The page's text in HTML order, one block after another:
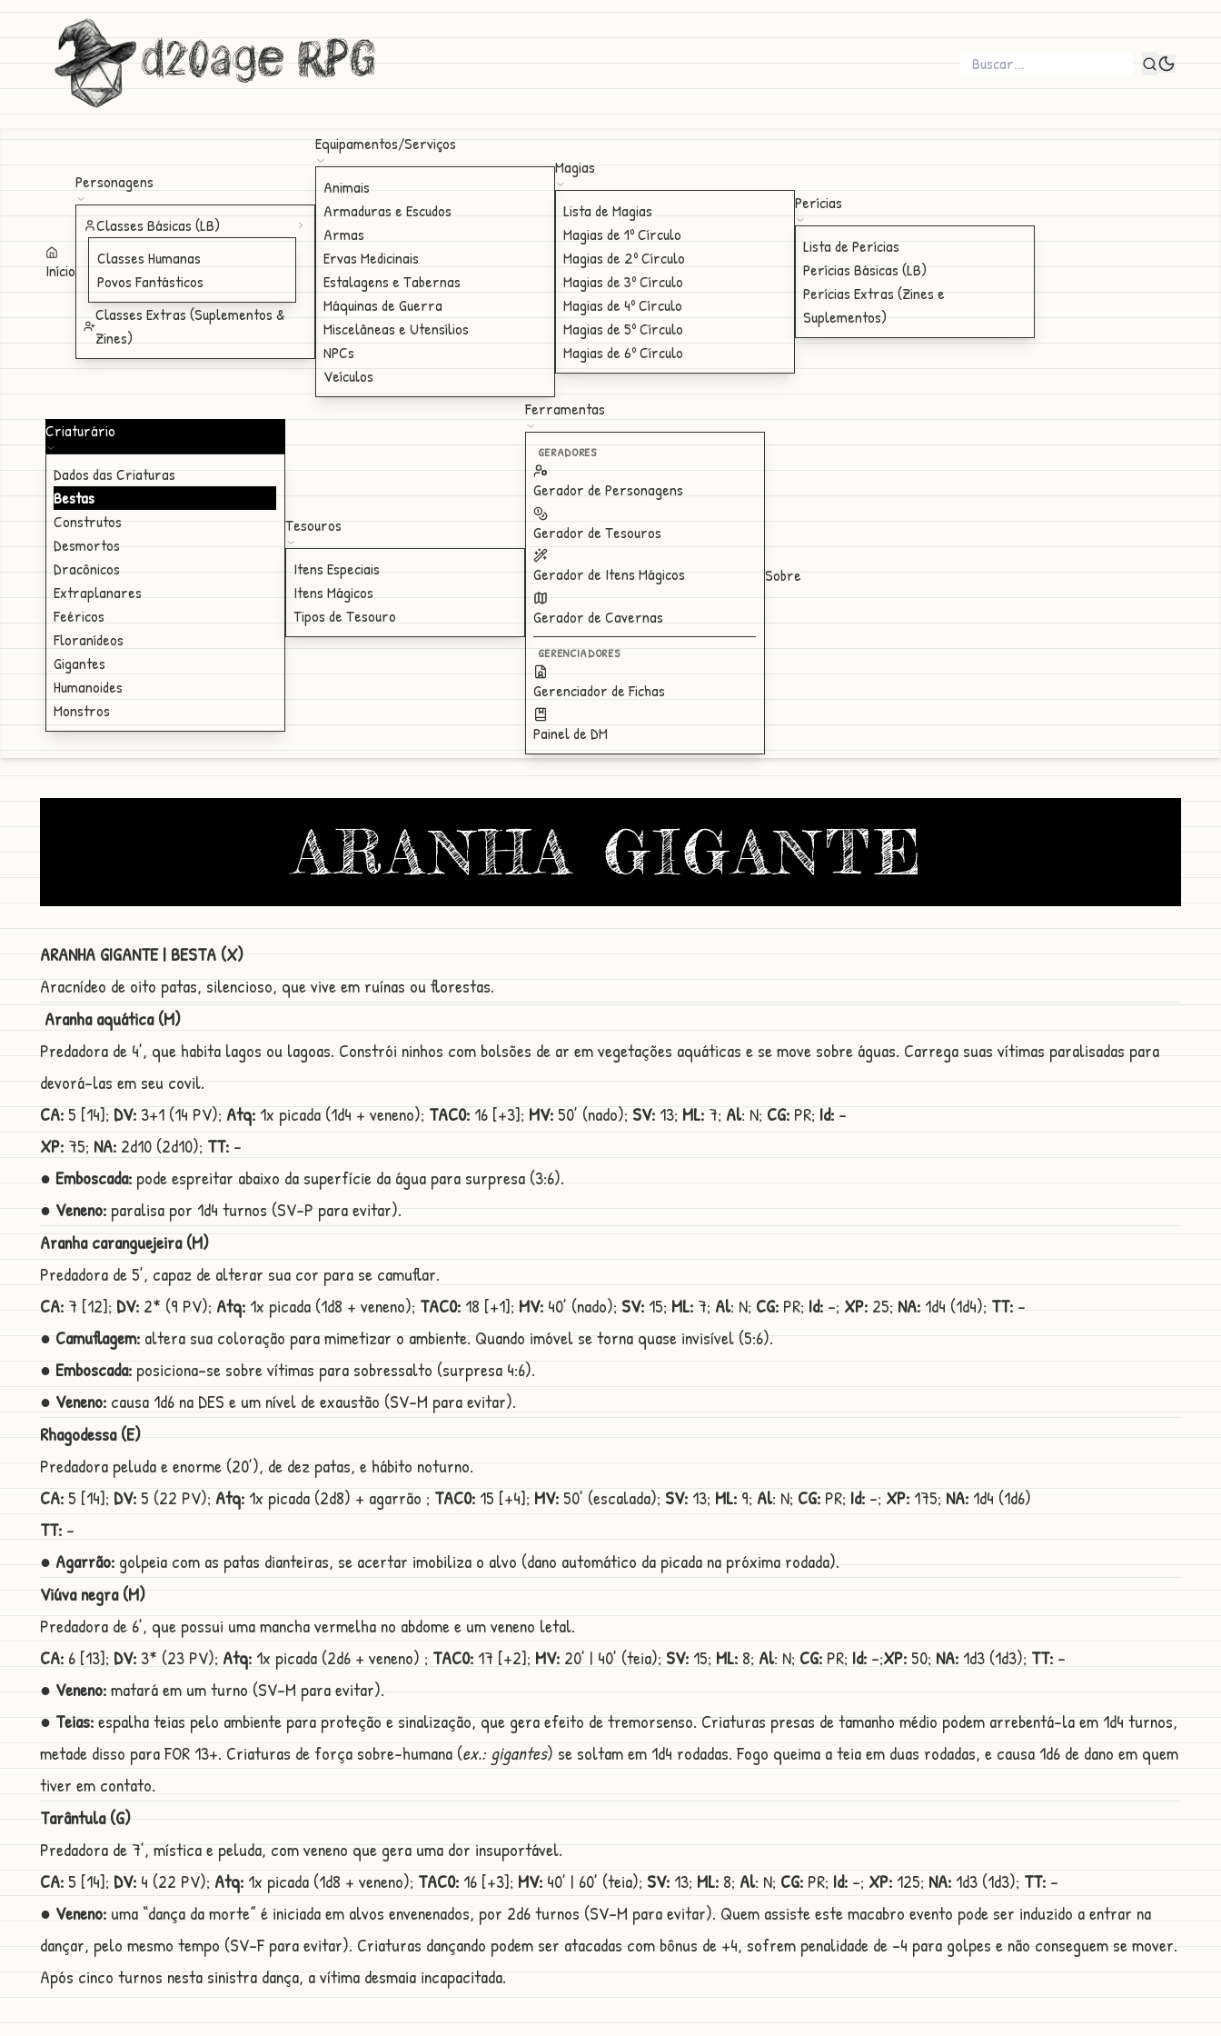
d20age RPG
Início
Personagens
Classes Básicas (LB)
Classes Humanas
Povos Fantásticos
Classes Extras (Suplementos &
Zines)
Equipamentos/Serviços
Animais
Armaduras e Escudos
Armas
Ervas Medicinais
Estalagens e Tabernas
Máquinas de Guerra
Miscelâneas e Utensílios
NPCs
Veículos
Magias
Lista de Magias
Magias de 1º Círculo
Magias de 2º Círculo
Magias de 3º Círculo
Magias de 4º Círculo
Magias de 5º Círculo
Magias de 6º Círculo
Perícias
Lista de Perícias
Perícias Básicas (LB)
Perícias Extras (Zines e
Suplementos)
Criaturário
Dados das Criaturas
Bestas
Construtos
Desmortos
Dracônicos
Extraplanares
Feéricos
Floranídeos
Gigantes
Humanoides
Monstros
Tesouros
Itens Especiais
Itens Mágicos
Tipos de Tesouro
Ferramentas
GERADORES
Gerador de Personagens
Gerador de Tesouros
Gerador de Itens Mágicos
Gerador de Cavernas
GERENCIADORES
Gerenciador de Fichas
Painel de DM
Sobre
ARANHA GIGANTE
ARANHA GIGANTE | BESTA (X)
Aracnídeo de oito patas, silencioso, que vive em ruínas ou florestas.
Aranha aquática (M)
Predadora de 4’, que habita lagos ou lagoas. Constrói ninhos com bolsões de ar em vegetações aquáticas e se move sobre águas. Carrega suas vítimas paralisadas para
devorá-las em seu covil.
CA: 5 [14]; DV: 3+1 (14 PV); Atq: 1x picada (1d4 + veneno); TAC0: 16 [+3]; MV: 50’ (nado); SV: 13; ML: 7; Al: N; CG: PR; Id: -
XP: 75; NA: 2d10 (2d10); TT: -
● Emboscada: pode espreitar abaixo da superfície da água para surpresa (3:6).
● Veneno: paralisa por 1d4 turnos (SV-P para evitar).
Aranha caranguejeira (M)
Predadora de 5’, capaz de alterar sua cor para se camuflar.
CA: 7 [12]; DV: 2* (9 PV); Atq: 1x picada (1d8 + veneno); TAC0: 18 [+1]; MV: 40’ (nado); SV: 15; ML: 7; Al: N; CG: PR; Id: -; XP: 25; NA: 1d4 (1d4); TT: -
● Camuflagem: altera sua coloração para mimetizar o ambiente. Quando imóvel se torna quase invisível (5:6).
● Emboscada: posiciona-se sobre vítimas para sobressalto (surpresa 4:6).
● Veneno: causa 1d6 na DES e um nível de exaustão (SV-M para evitar).
Rhagodessa (E)
Predadora peluda e enorme (20’), de dez patas, e hábito noturno.
CA: 5 [14]; DV: 5 (22 PV); Atq: 1x picada (2d8) + agarrão ; TAC0: 15 [+4]; MV: 50’ (escalada); SV: 13; ML: 9; Al: N; CG: PR; Id: -; XP: 175; NA: 1d4 (1d6)
TT: -
● Agarrão: golpeia com as patas dianteiras, se acertar imobiliza o alvo (dano automático da picada na próxima rodada).
Viúva negra (M)
Predadora de 6’, que possui uma mancha vermelha no abdome e um veneno letal.
CA: 6 [13]; DV: 3* (23 PV); Atq: 1x picada (2d6 + veneno) ; TAC0: 17 [+2]; MV: 20’ | 40’ (teia); SV: 15; ML: 8; Al: N; CG: PR; Id: -;XP: 50; NA: 1d3 (1d3); TT: -
● Veneno:matará em um turno (SV-M para evitar).
● Teias:espalha teias pelo ambiente para proteção e sinalização, que gera efeito de tremorsenso. Criaturas presas de tamanho médio podem arrebentá-la em 1d4 turnos,
metade disso para FOR 13+. Criaturas de força sobre-humana (ex.: gigantes) se soltam em 1d4 rodadas. Fogo queima a teia em duas rodadas, e causa 1d6 de dano em quem
tiver em contato.
Tarântula (G)
Predadora de 7’, mística e peluda, com veneno que gera uma dor insuportável.
CA: 5 [14]; DV: 4 (22 PV); Atq: 1x picada (1d8 + veneno); TAC0: 16 [+3]; MV: 40’ | 60’ (teia); SV: 13; ML: 8; Al: N; CG: PR; Id: -; XP: 125; NA: 1d3 (1d3); TT: -
● Veneno: uma “dança da morte” é iniciada em alvos envenenados, por 2d6 turnos (SV-M para evitar). Quem assiste este macabro evento pode ser induzido a entrar na
dançar, pelo mesmo tempo (SV-F para evitar). Criaturas dançando podem ser atacadas com bônus de +4, sofrem penalidade de -4 para golpes e não conseguem se mover.
Após cinco turnos nesta sinistra dança, a vítima desmaia incapacitada.